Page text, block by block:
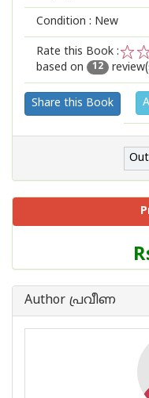
Condition : New
Rate this Book :
2
1
based on
12
Share this Book
of
Author പ്രവീണ